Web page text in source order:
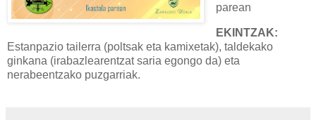
parean
EKINTZAK:
Estanpazio tailerra (poltsak eta kamixetak), taldekako
ginkana (irabazlearentzat saria egongo da) eta
nerabeentzako puzgarriak.